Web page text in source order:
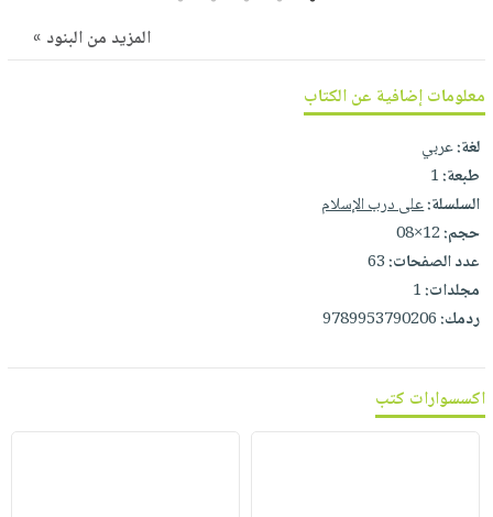
أسئلة
يتكرر
طرحها
خدمات
نيل
وفرات
انشر
كتابك
تواصل
معنا
التسوق
نشرة
الإصدارات
المزيد من البنود »
معلومات إضافية عن الكتاب
لغة:عربي
طبعة:1
السلسلة:على درب الإسلام
حجم:12×08
عدد الصفحات:63
مجلدات:1
ردمك:9789953790206
اكسسوارات كتب